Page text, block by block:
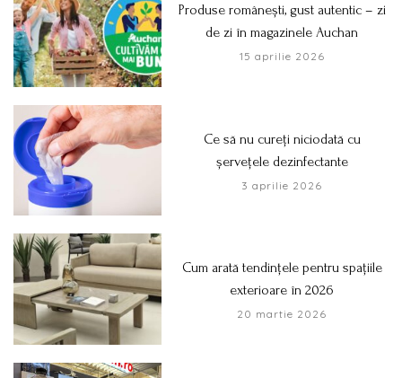
Produse românești, gust autentic – zi
de zi în magazinele Auchan
15 aprilie 2026
Ce să nu cureți niciodată cu
șervețele dezinfectante
3 aprilie 2026
Cum arată tendințele pentru spațiile
exterioare în 2026
20 martie 2026